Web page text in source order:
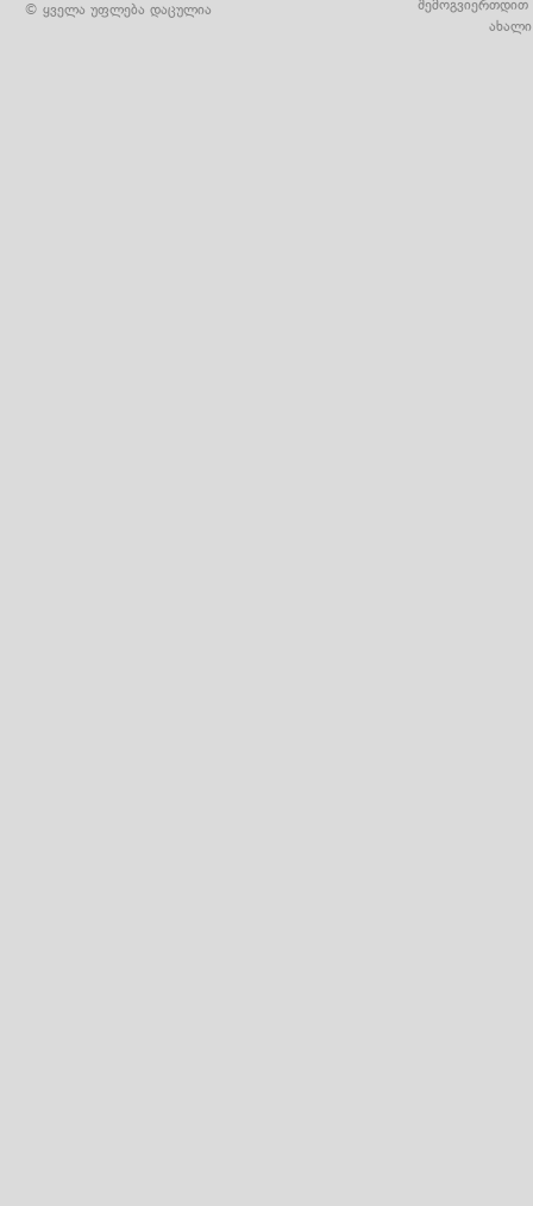
© ყველა უფლება დაცულია
შემოგვიერთდით
ახალი